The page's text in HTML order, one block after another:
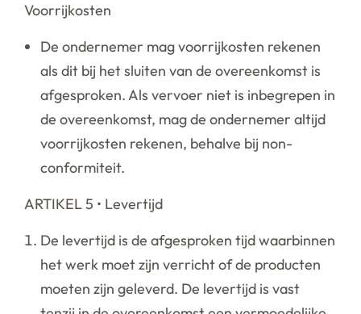
Voorrijkosten
De ondernemer mag voorrijkosten rekenen
als dit bij het sluiten van de overeenkomst is
afgesproken. Als vervoer niet is inbegrepen in
de overeenkomst, mag de ondernemer altijd
voorrijkosten rekenen, behalve bij non-
conformiteit.
ARTIKEL 5 • Levertijd
De levertijd is de afgesproken tijd waarbinnen
het werk moet zijn verricht of de producten
moeten zijn geleverd. De levertijd is vast